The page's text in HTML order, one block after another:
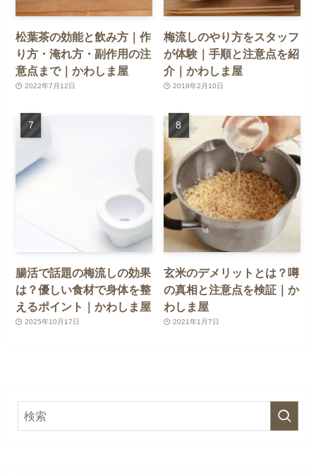
松葉茶の効能と飲み方｜作
り方・淹れ方・副作用の注
意点まで｜かわしま屋
2022年7月12日
梅流しのやり方をスタッフ
が体験｜手順と注意点を紹
介｜かわしま屋
2018年2月10日
腸活で話題の梅流しの効果
は？優しい食材で身体を整
えるポイント｜かわしま屋
2025年10月17日
玄米のデメリットとは？噂
の真相と注意点を検証｜か
わしま屋
2021年1月7日